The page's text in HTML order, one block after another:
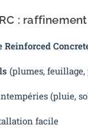
:
Reinforced
(plumes, feuillage,
(pluie,
facile